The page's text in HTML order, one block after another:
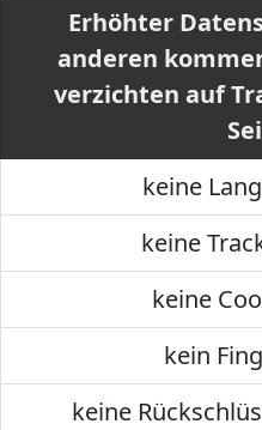
Erhöhter
anderen
verzichten auf
keine
keine
keine
kein
keine